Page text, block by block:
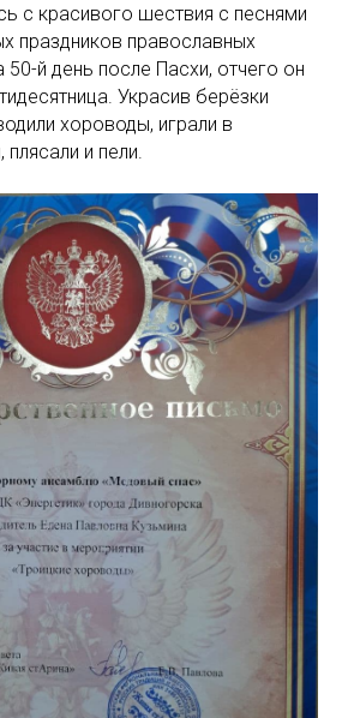
с красивого шествия с песнями
праздников православных
50-й день после Пасхи, отчего он
Украсив берёзки
хороводы, играли в
и пели.